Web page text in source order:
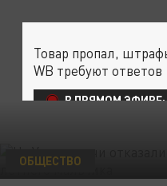
ОБЩЕСТВО
Товар пропал,
WB требуют ответов
В ПРЯМОМ ЭФИРЕ: